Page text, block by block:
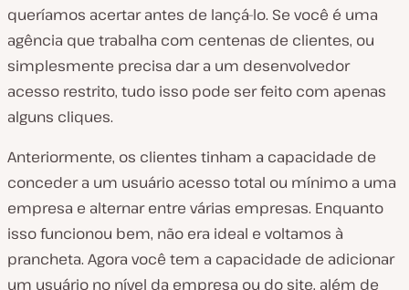
queríamos acertar antes de lançá-lo. Se você é uma
agência que trabalha com centenas de clientes, ou
simplesmente precisa dar a um desenvolvedor
acesso restrito, tudo isso pode ser feito com apenas
alguns cliques.
Anteriormente, os clientes tinham a capacidade de
conceder a um usuário acesso total ou mínimo a uma
empresa e alternar entre várias empresas. Enquanto
isso funcionou bem, não era ideal e voltamos à
prancheta. Agora você tem a capacidade de adicionar
um usuário no nível da empresa ou do site, além de